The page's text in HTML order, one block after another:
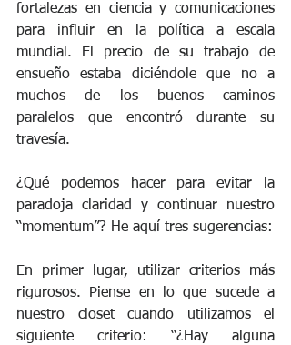
fortalezas en ciencia y comunicaciones
para influir en la política a escala
mundial. El precio de su trabajo de
ensueño estaba diciéndole que no a
muchos de los buenos caminos
paralelos que encontró durante su
travesía.
¿Qué podemos hacer para evitar la
paradoja claridad y continuar nuestro
En primer lugar, utilizar criterios más
rigurosos. Piense en lo que sucede a
nuestro closet cuando utilizamos el
siguiente criterio: “¿Hay alguna